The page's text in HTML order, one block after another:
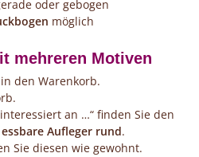
oder gebogen
möglich
mehreren Motiven
den Warenkorb.
an …“ finden Sie den
Aufleger rund.
Sie diesen wie gewohnt.